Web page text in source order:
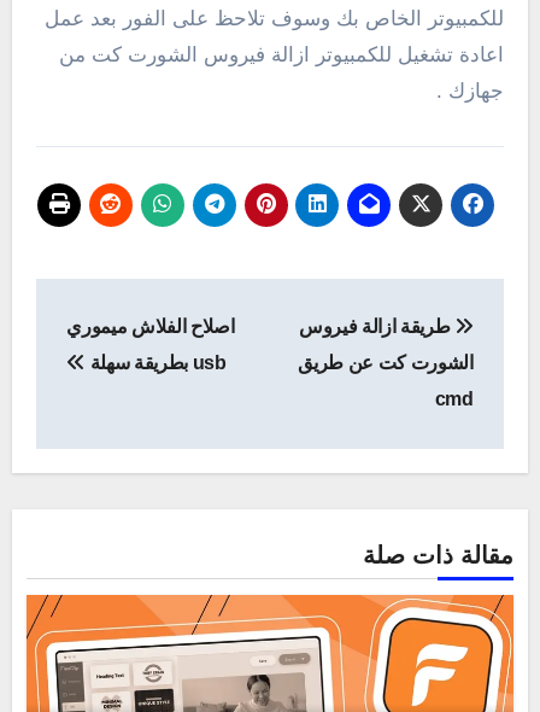
للكمبيوتر الخاص بك وسوف تلاحظ على الفور بعد عمل
اعادة تشغيل للكمبيوتر ازالة فيروس الشورت كت من
جهازك .
المقالات
طريقة ازالة فيروس
الشورت كت عن طريق
cmd
اصلاح الفلاش ميموري
usb بطريقة سهلة
مقالة ذات صلة